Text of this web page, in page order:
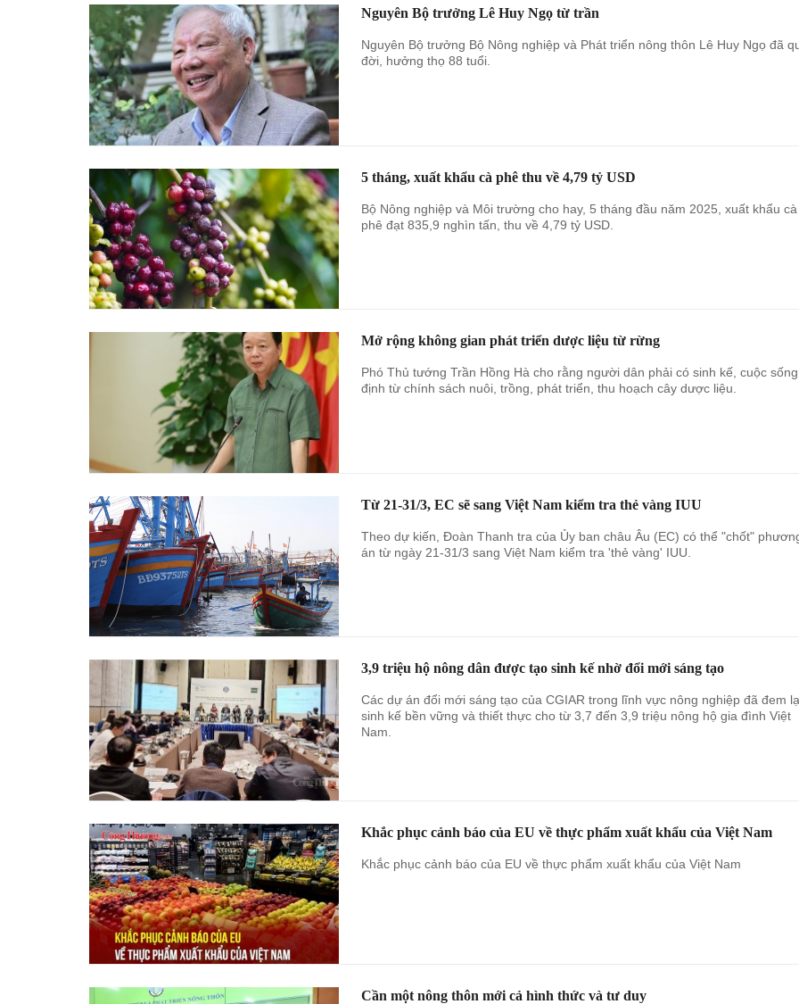
Nguyên Bộ trưởng Lê Huy Ngọ từ trần
Nguyên Bộ trưởng Bộ Nông nghiệp và Phát triển nông thôn Lê Huy Ngọ đã
đời, hưởng thọ 88 tuổi.
5 tháng, xuất khẩu cà phê thu về 4,79 tỷ USD
Bộ Nông nghiệp và Môi trường cho hay, 5 tháng đầu năm 2025, xuất khẩu cà
phê đạt 835,9 nghìn tấn, thu về 4,79 tỷ USD.
Mở rộng không gian phát triển dược liệu từ rừng
Phó Thủ tướng Trần Hồng Hà cho rằng người dân phải có sinh kế, cuộc
định từ chính sách nuôi, trồng, phát triển, thu hoạch cây dược liệu.
Từ 21-31/3, EC sẽ sang Việt Nam kiểm tra thẻ vàng IUU
Theo dự kiến, Đoàn Thanh tra của Ủy ban châu Âu (EC) có thể "chốt"
án từ ngày 21-31/3 sang Việt Nam kiểm tra 'thẻ vàng' IUU.
3,9 triệu hộ nông dân được tạo sinh kế nhờ đổi mới sáng tạo
Các dự án đổi mới sáng tạo của CGIAR trong lĩnh vực nông nghiệp đã đem
sinh kế bền vững và thiết thực cho từ 3,7 đến 3,9 triệu nông hộ gia đình Việt
Nam.
Khắc phục cảnh báo của EU về thực phẩm xuất khẩu của Việt Nam
Khắc phục cảnh báo của EU về thực phẩm xuất khẩu của Việt Nam
Cần một nông thôn mới cả hình thức và tư duy